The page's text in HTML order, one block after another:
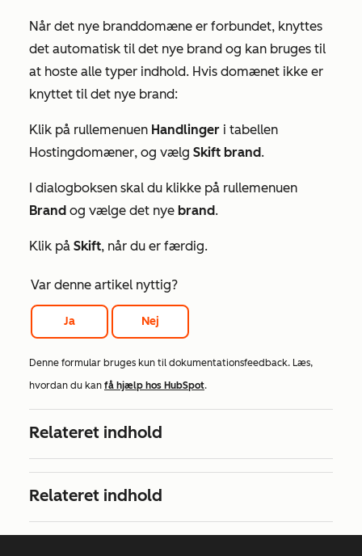
Når det nye branddomæne er forbundet, knyttes
det automatisk til det nye brand og kan bruges til
at hoste alle typer indhold. Hvis domænet ikke er
knyttet til det nye brand:
Klik på rullemenuen Handlinger i tabellen
Hostingdomæner, og vælg Skift brand.
I dialogboksen skal du klikke på rullemenuen
Brand og vælge det nye brand.
Klik på Skift, når du er færdig.
Var denne artikel nyttig?
Ja Nej
Denne formular bruges kun til dokumentationsfeedback. Læs,
hvordan du kan få hjælp hos HubSpot.
Relateret indhold
Relateret indhold